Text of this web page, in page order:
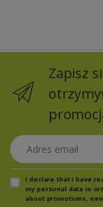
Zapisz
Adres email
I declare that I have
my personal data in
about promotions,